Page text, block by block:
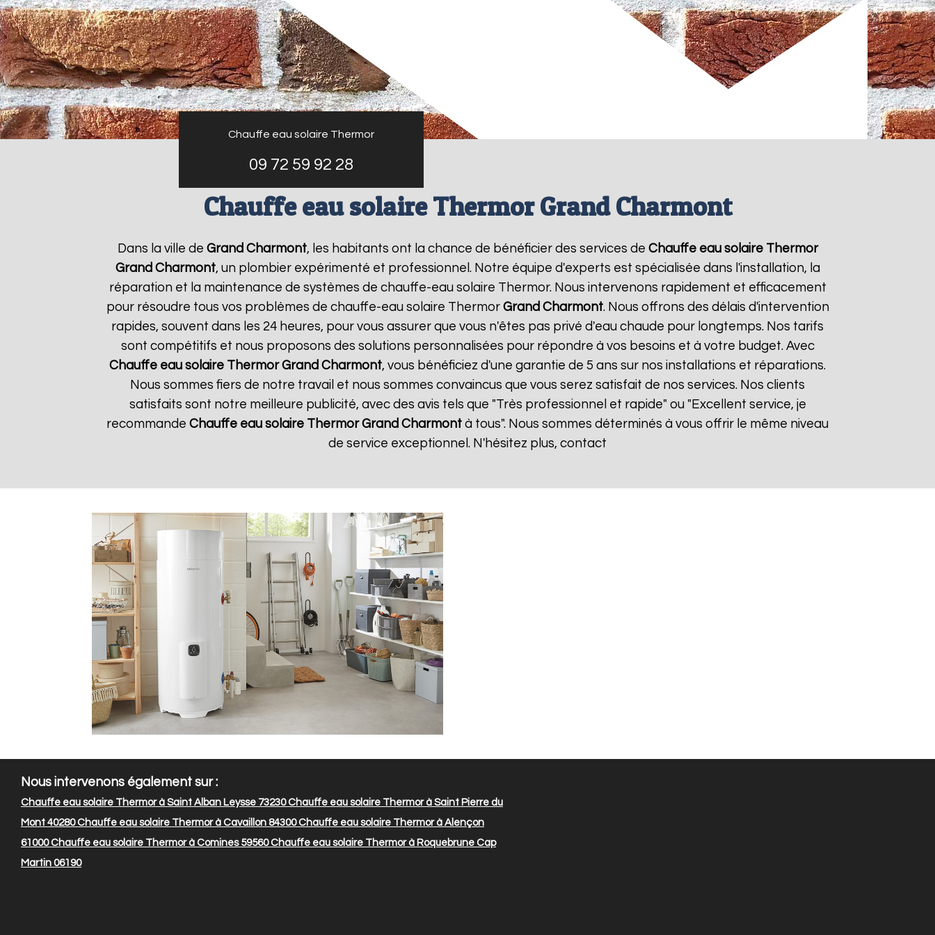
Chauffe eau solaire Thermor
09 72 59 92 28
Chauffe eau solaire Thermor Grand Charmont
Dans la ville de Grand Charmont, les habitants ont la chance de bénéficier des services de Chauffe eau solaire Thermor
Grand Charmont, un plombier expérimenté et professionnel. Notre équipe d'experts est spécialisée dans l'installation, la
réparation et la maintenance de systèmes de chauffe-eau solaire Thermor. Nous intervenons rapidement et efficacement
pour résoudre tous vos problèmes de chauffe-eau solaire Thermor Grand Charmont. Nous offrons des délais d'intervention
rapides, souvent dans les 24 heures, pour vous assurer que vous n'êtes pas privé d'eau chaude pour longtemps. Nos tarifs
sont compétitifs et nous proposons des solutions personnalisées pour répondre à vos besoins et à votre budget. Avec
Chauffe eau solaire Thermor Grand Charmont, vous bénéficiez d'une garantie de 5 ans sur nos installations et réparations.
Nous sommes fiers de notre travail et nous sommes convaincus que vous serez satisfait de nos services. Nos clients
satisfaits sont notre meilleure publicité, avec des avis tels que "Très professionnel et rapide" ou "Excellent service, je
recommande Chauffe eau solaire Thermor Grand Charmont à tous". Nous sommes déterminés à vous offrir le même niveau
de service exceptionnel. N'hésitez plus, contact
Nous intervenons également sur :
Chauffe eau solaire Thermor à Saint Alban Leysse 73230Chauffe eau solaire Thermor à Saint Pierre du
Mont 40280Chauffe eau solaire Thermor à Cavaillon 84300Chauffe eau solaire Thermor à Alençon
61000Chauffe eau solaire Thermor à Comines 59560Chauffe eau solaire Thermor à Roquebrune Cap
Martin 06190